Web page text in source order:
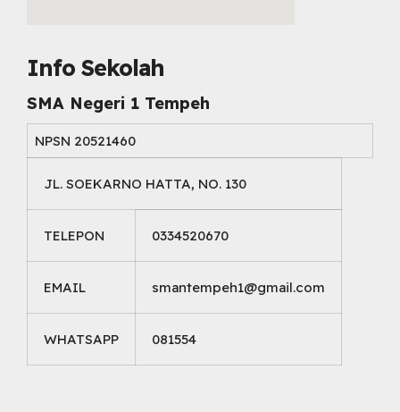
Info Sekolah
SMA Negeri 1 Tempeh
NPSN 20521460
JL. SOEKARNO HATTA, NO. 130
TELEPON 0334520670
EMAIL smantempeh1@gmail.com
WHATSAPP 081554